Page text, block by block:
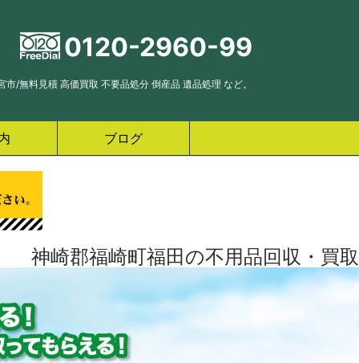
0120-2960-99
/無料見積 高価買取 不要品処分 倒産品 遺品処理 など。
ブログ
神崎郡福崎町福田の不用品回収・買取